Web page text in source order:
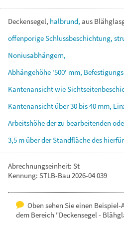
Deckensegel, halbrund, aus
offenporigeSchlussbeschichtung,
Noniusabhängern,
Abhängehöhe '500' mm,
Kantenansichtwie
Kantenansicht über30 bis40 mm,
Arbeitshöhederzu bearbeitenden
3,5 m überderStandflächedes hierfür
Abrechnungseinheit: St
Kennung: STLB-Bau 2026-04 039
Oben sehen Sie einen
dem Bereich "Deckensegel -